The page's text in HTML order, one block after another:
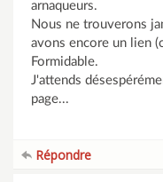
arnaqueurs.
Nous ne trouverons
avons encore un lien
Formidable.
J'attends
page...
Répondre